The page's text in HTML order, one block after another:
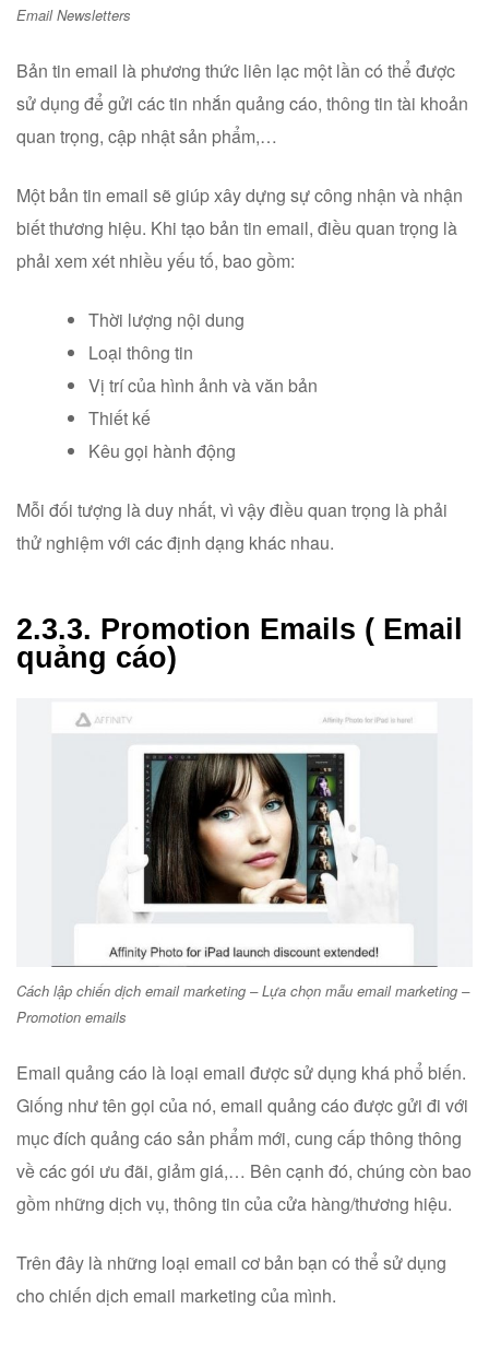
Email Newsletters
Bản tin email là phương thức liên lạc một lần có thể được
sử dụng để gửi các tin nhắn quảng cáo, thông tin tài khoản
quan trọng, cập nhật sản phẩm,…
Một bản tin email sẽ giúp xây dựng sự công nhận và nhận
biết thương hiệu. Khi tạo bản tin email, điều quan trọng là
phải xem xét nhiều yếu tố, bao gồm:
Thời lượng nội dung
Loại thông tin
Vị trí của hình ảnh và văn bản
Thiết kế
Kêu gọi hành động
Mỗi đối tượng là duy nhất, vì vậy điều quan trọng là phải
thử nghiệm với các định dạng khác nhau.
2.3.3. Promotion Emails ( Email
quảng cáo)
Cách lập chiến dịch email marketing – Lựa chọn mẫu email marketing –
Promotion emails
Email quảng cáo là loại email được sử dụng khá phổ biến.
Giống như tên gọi của nó, email quảng cáo được gửi đi với
mục đích quảng cáo sản phẩm mới, cung cấp thông thông
về các gói ưu đãi, giảm giá,… Bên cạnh đó, chúng còn bao
gồm những dịch vụ, thông tin của cửa hàng/thương hiệu.
Trên đây là những loại email cơ bản bạn có thể sử dụng
cho chiến dịch email marketing của mình.